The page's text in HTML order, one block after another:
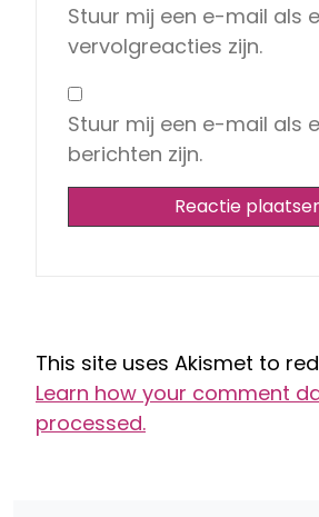
Stuur mij een e-mail als
vervolgreacties zijn.
Stuur mij een e-mail als
berichten zijn.
This site uses Akismet to
Learn how your comment
processed.